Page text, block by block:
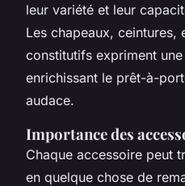
leur variété et leur
Les chapeaux, ceintures,
constitutifs expriment
enrichissant le prêt-à-
audace.
Importance des
Chaque accessoire peut
en quelque chose de